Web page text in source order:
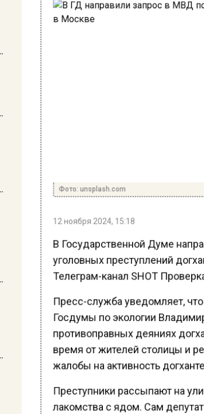
Фото: unsplash.com
12 ноября 2024, 15:18
В Государственной Думе
уголовных преступлений
Телеграм-канал SHOT
Пресс-служба уведомляет,
Госдумы по экологии
противоправных деяниях
время от жителей столицы и
жалобы на активность
Преступники рассыпают на
лакомства с ядом. Сам